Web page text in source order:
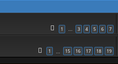
1 … 3 4 5 6 7
1 15 16 17 18 19